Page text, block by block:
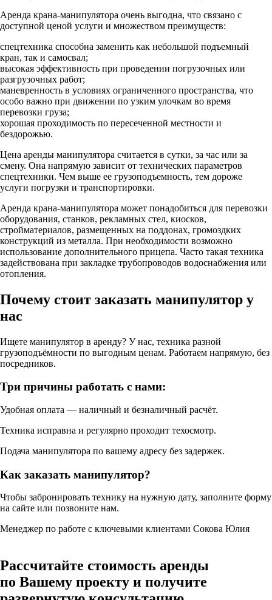
Аренда крана-манипулятора очень выгодна, что связано с
доступной ценой услуги и множеством преимуществ:
спецтехника способна заменить как небольшой подъемный
кран, так и самосвал;
высокая эффективность при проведении погрузочных или
разгрузочных работ;
маневренность в условиях ограниченного пространства, что
особо важно при движении по узким улочкам во время
перевозки груза;
хорошая проходимость по пересеченной местности и
бездорожью.
Цена аренды манипулятора считается в сутки, за час или за
смену. Она напрямую зависит от технических параметров
спецтехники. Чем выше ее грузоподъемность, тем дороже
услуги погрузки и транспортировки.
Аренда крана-манипулятора может понадобиться для перевозки
оборудования, станков, рекламных стел, киосков,
стройматериалов, размещенных на поддонах, громоздких
конструкций из металла. При необходимости возможно
использование дополнительного прицепа. Часто такая техника
задействована при закладке трубопроводов водоснабжения или
отопления.
Почему стоит заказать манипулятор у
нас
Ищете манипулятор в аренду? У нас, техника разной
грузоподъёмности по выгодным ценам. Работаем напрямую, без
посредников.
Три причины работать с нами:
Удобная оплата — наличный и безналичный расчёт.
Техника исправна и регулярно проходит техосмотр.
Подача манипулятора по вашему адресу без задержек.
Как заказать манипулятор?
Чтобы забронировать технику на нужную дату, заполните форму
на сайте или позвоните нам.
Менеджер по работе с ключевыми клиентами Сокова Юлия
Рассчитайте стоимость аренды
по Вашему проекту и получите